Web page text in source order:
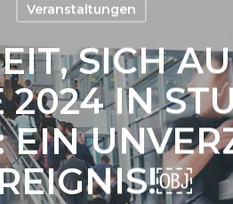
Veranstaltungen
SICH
2024 IN
EIN